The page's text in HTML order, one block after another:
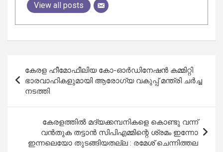
View all posts
navigation
കേരള ഹീമോഫീലിയ കോ-ഓര്‍ഡിനേഷന്‍ കമ്മിറ്റി
ഭാരവാഹികളുമായി ആരോഗ്യ വകുപ്പ് മന്ത്രി ചര്‍ച്ച
നടത്തി
കേരളത്തില്‍ മദ്യക്കമ്പനികളെ കൊണ്ടു വന്ന്
വന്‍തുക തട്ടാന്‍ സിപിഎമ്മിന്റെ ശ്രമം ഇന്നോ
ഇന്നലെയോ തുടങ്ങിയതല്ല : രമേശ് ചെന്നിത്തല